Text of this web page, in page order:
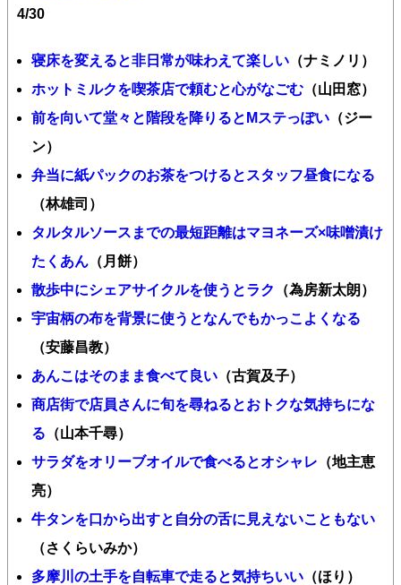
4/30
寝床を変えると非日常が味わえて楽しい （ナミノリ）
ホットミルクを喫茶店で頼むと心がなごむ （山田窓）
前を向いて堂々と階段を降りるとMステっぽい （ジー
ン）
弁当に紙パックのお茶をつけるとスタッフ昼食になる
（林雄司）
タルタルソースまでの最短距離はマヨネーズ×味噌漬け
たくあん （月餅）
散歩中にシェアサイクルを使うとラク
（為房新太朗）
宇宙柄の布を背景に使うとなんでもかっこよくなる
（安藤昌教）
あんこはそのまま食べて良い （古賀及子）
商店街で店員さんに旬を尋ねるとおトクな気持ちにな
る （山本千尋）
サラダをオリーブオイルで食べるとオシャレ （地主恵
亮）
牛タンを口から出すと自分の舌に見えないこともない
（さくらいみか）
多摩川の土手を自転車で走ると気持ちいい （ほり）